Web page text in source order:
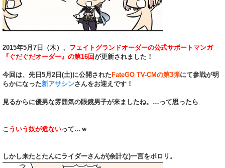
2015年5月7日（木）、 フェイトグランドオーダーの公式サポートマンガ
『ぐだぐだオーダー』の第16回が更新されました！
今回は、先日5月2日(土)に公開されたFateGO TV-CMの第3弾にて参戦が明
らかになった新アサシンさんをお迎えです！
見るからに優男な雰囲気の眼鏡男子が来ましたね。…って思ったら
こういう奴が危ないって…ｗ
しかし来たとたんにライダーさんが(余計な)一言をポロリ。